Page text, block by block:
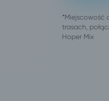
Kalisz
Kalisz
Kalisz